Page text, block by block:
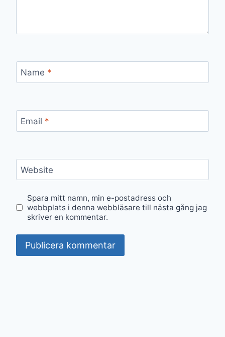
Name *
Email *
Website
Spara mitt namn, min e-postadress och
webbplats i denna webbläsare till nästa gång jag
skriver en kommentar.